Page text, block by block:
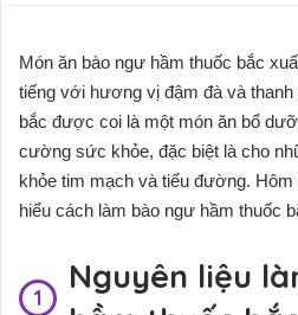
Món ăn bào ngư hầm thuốc bắc
tiếng với hương vị đậm đà và
bắc được coi là một món ăn bổ
cường sức khỏe, đặc biệt là cho
khỏe tim mạch và tiểu đường.
hiểu cách làm bào ngư hầm thuốc
Nguyên liệu